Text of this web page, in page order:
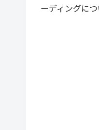
ーディングにつ